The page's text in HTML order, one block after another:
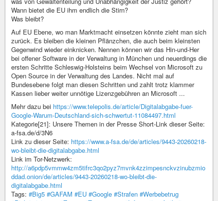
Wann bietet die EU ihm endlich die Stirn?
Was bleibt?
Auf EU Ebene, wo man Marktmacht einsetzen könnte zieht man sich
zurück. Es bleiben die kleinen Pflänzchen, die auch beim kleinsten
Gegenwind wieder einknicken. Nennen können wir das Hin-und-Her
bei offener Software in der Verwaltung in München und neuerdings die
ersten Schritte Schleswig-Holsteins beim Wechsel von Microsoft zu
Open Source in der Verwaltung des Landes. Nicht mal auf
Bundesebene folgt man diesen Schritten und zahlt trotz klammer
Kassen lieber weiter unnötige Lizenzgebühren an Microsoft ...
Mehr dazu bei https://www.telepolis.de/article/Digitalabgabe-fuer-
Google-Warum-Deutschland-sich-schwertut-11084497.html
Kategorie[21]: Unsere Themen in der Presse Short-Link dieser Seite:
a-fsa.de/d/3N6
Link zu dieser Seite: https://www.a-fsa.de/de/articles/9443-20260218-
wo-bleibt-die-digitalabgabe.html
Link im Tor-Netzwerk:
http://a6pdp5vmmw4zm5tifrc3qo2pyz7mvnk4zzimpesnckvzinubzmio
ddad.onion/de/articles/9443-20260218-wo-bleibt-die-
digitalabgabe.html
Tags: #Big5 #GAFAM #EU #Google #Strafen #Werbebetrug